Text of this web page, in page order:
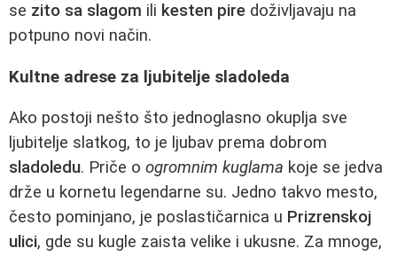
se zito sa slagom ili kesten pire doživljavaju na
potpuno novi način.
Kultne adrese za ljubitelje sladoleda
Ako postoji nešto što jednoglasno okuplja sve
ljubitelje slatkog, to je ljubav prema dobrom
sladoledu. Priče o ogromnim kuglama koje se jedva
drže u kornetu legendarne su. Jedno takvo mesto,
često pominjano, je poslastičarnica u Prizrenskoj
ulici, gde su kugle zaista velike i ukusne. Za mnoge,